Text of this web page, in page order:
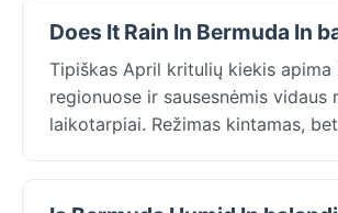
Does It Rain In Bermuda In
Tipiškas April kritulių kiekis apima
regionuose ir sausesnėmis
laikotarpiai. Režimas kintamas,